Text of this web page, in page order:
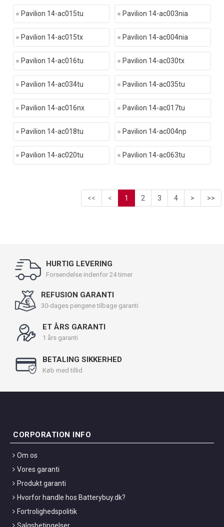
Pavilion 14-ac015tu Pavilion 14-ac003nia
Pavilion 14-ac015tx Pavilion 14-ac004nia
Pavilion 14-ac016tu Pavilion 14-ac030tx
Pavilion 14-ac034tu Pavilion 14-ac035tu
Pavilion 14-ac016nx Pavilion 14-ac017tu
Pavilion 14-ac018tu Pavilion 14-ac004np
Pavilion 14-ac020tu Pavilion 14-ac063tu
<< < 1 2 3 4 > >>
HURTIG LEVERING
Forsendelse indenfor 24 timer
REFUSION GARANTI
30-dages pengene tilbage garanti
ET ÅRS GARANTI
1 års garanti
BETALING SIKKERHED
Køb med tillid
CORPORATION INFO
Om os
Vores garanti
Produkt garanti
Hvorfor handle hos Batterybuy.dk?
Fortrolighedspolitik